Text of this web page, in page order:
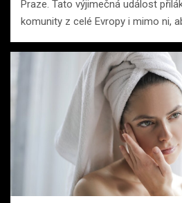
Praze. Tato výjimečná událost
komunity z celé Evropy i mimo ni,